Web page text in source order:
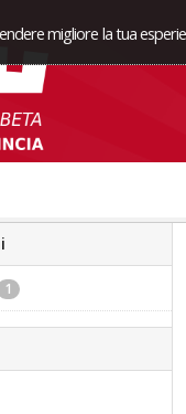
migliore la tua
1